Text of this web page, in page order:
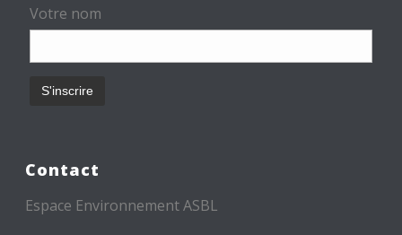
Votre nom
Contact
Espace Environnement ASBL